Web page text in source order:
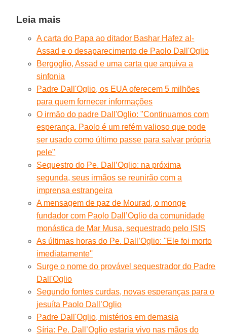
Leia mais
A carta do Papa ao ditador Bashar Hafez al-
Assad e o desaparecimento de Paolo Dall'Oglio
Bergoglio, Assad e uma carta que arquiva a
sinfonia
Padre Dall'Oglio, os EUA oferecem 5 milhões
para quem fornecer informações
O irmão do padre Dall'Oglio: "Continuamos com
esperança. Paolo é um refém valioso que pode
ser usado como último passe para salvar própria
pele"
Sequestro do Pe. Dall’Oglio: na próxima
segunda, seus irmãos se reunirão com a
imprensa estrangeira
A mensagem de paz de Mourad, o monge
fundador com Paolo Dall’Oglio da comunidade
monástica de Mar Musa, sequestrado pelo ISIS
As últimas horas do Pe. Dall’Oglio: ''Ele foi morto
imediatamente''
Surge o nome do provável sequestrador do Padre
Dall'Oglio
Segundo fontes curdas, novas esperanças para o
jesuíta Paolo Dall’Oglio
Padre Dall'Oglio, mistérios em demasia
Síria: Pe. Dall’Oglio estaria vivo nas mãos do